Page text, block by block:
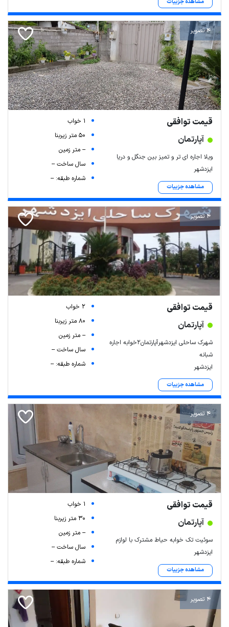
4 تصویر
قیمت توافقی
آپارتمان
ویلا اجاره ای تر و تمیز بین جنگل و دریا
ایزدشهر
مشاهده جزییات
1 خواب
50 متر زیربنا
-- متر زمین
سال ساخت --
شماره طبقه: --
4 تصویر
قیمت توافقی
آپارتمان
شهرک ساحلی ایزدشهرآپارتمان۲خوابه اجاره
شبانه
ایزدشهر
مشاهده جزییات
2 خواب
80 متر زیربنا
-- متر زمین
سال ساخت --
شماره طبقه: --
4 تصویر
قیمت توافقی
آپارتمان
سوئیت تک خوابه حیاط مشترک با لوازم
ایزدشهر
مشاهده جزییات
1 خواب
30 متر زیربنا
-- متر زمین
سال ساخت --
شماره طبقه: --
4 تصویر